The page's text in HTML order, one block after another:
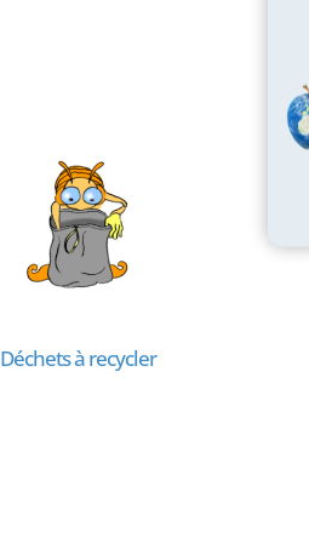
Déchets à recycler